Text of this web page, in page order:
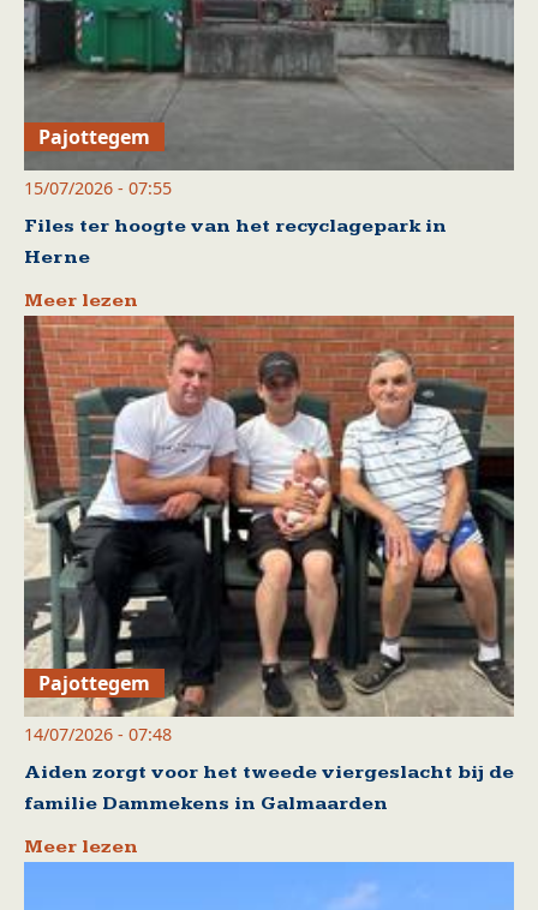
Pajottegem
15/07/2026 - 07:55
Files ter hoogte van het recyclagepark in
Herne
Meer lezen
Pajottegem
14/07/2026 - 07:48
Aiden zorgt voor het tweede viergeslacht bij de
familie Dammekens in Galmaarden
Meer lezen